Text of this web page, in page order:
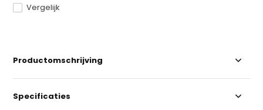
Vergelijk
Productomschrijving
Specificaties